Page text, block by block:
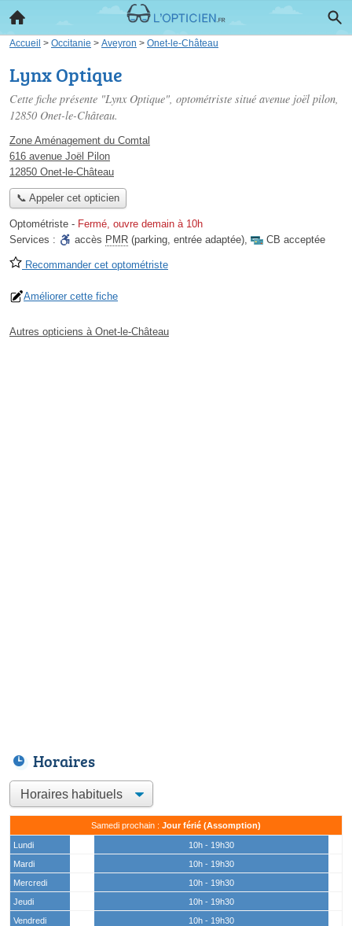
Accueil > Occitanie > Aveyron > Onet-le-Château
Lynx Optique
Cette fiche présente "Lynx Optique", optométriste situé avenue joël pilon,
12850 Onet-le-Château.
Zone Aménagement du Comtal
616 avenue Joël Pilon
12850 Onet-le-Château
📞 Appeler cet opticien
Optométriste - Fermé, ouvre demain à 10h
Services :
accès PMR (parking, entrée adaptée), CB acceptée
Recommander cet optométriste
Améliorer cette fiche
Autres opticiens à Onet-le-Château
Horaires
Samedi prochain : Jour férié (Assomption)
Lundi
10h - 19h30
Mardi
10h - 19h30
Mercredi
10h - 19h30
Jeudi
10h - 19h30
Vendredi
10h - 19h30